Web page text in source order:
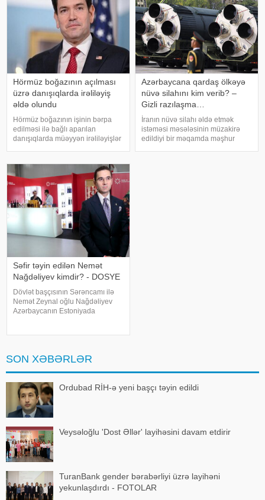
tədqiqatçısı v
Hörmüz boğazının açılması
üzrə danışıqlarda irəliləyiş
əldə olundu
Hörmüz boğazının işinin bərpa
edilməsi ilə bağlı aparılan
danışıqlarda müəyyən irəliləyişlər
barədə ABŞ dövlət katibi Marko
Rubio açıqlama verib. xəbər verir
ki
Azərbaycana qardaş ölkəyə
nüvə silahını kim verib? –
Gizli razılaşma…
İranın nüvə silahı əldə etmək
istəməsi məsələsinin müzakirə
edildiyi bir məqamda məşhur
Səfir təyin edilən Nemət
Nağdəliyev kimdir? - DOSYE
Dövlət başçısının Sərəncamı ilə
Nemət Zeynal oğlu Nağdəliyev
Azərbaycanın Estoniyada
müdiri Zeyna
SON XƏBƏRLƏR
Ordubad RİH-ə yeni başçı təyin edildi
Veysəloğlu 'Dost Əllər' layihəsini davam etdirir
TuranBank gender bərabərliyi üzrə layihəni
yekunlaşdırdı - FOTOLAR